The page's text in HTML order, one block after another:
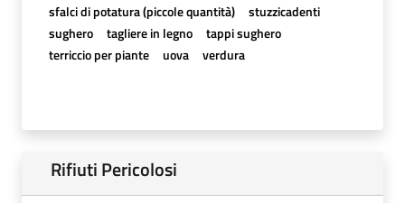
sfalci di potatura (piccole quantità)
stuzzicadenti
sughero
tagliere in legno
tappi sughero
terriccio per piante
uova verdura
Rifiuti Pericolosi